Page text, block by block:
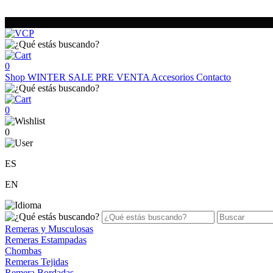
0
Shop WINTER SALE PRE VENTA Accesorios Contacto
0
0
ES
EN
Remeras y Musculosas
Remeras Estampadas
Chombas
Remeras Tejidas